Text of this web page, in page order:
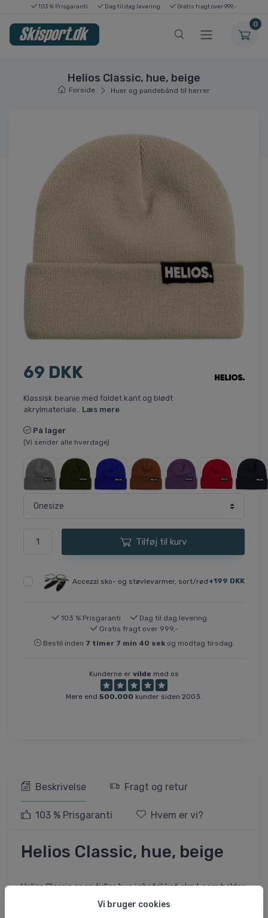
Vi bruger cookies
103 % Prisgaranti Dag til dag levering Gratis fragt over 999,-
0
Helios Classic, hue, beige
Forside Huer og pandebånd til herrer
69 DKK
Klassisk beanie med foldet kant og blødt
akrylmateriale.. Læs mere
På lager
(Vi sender alle hverdage)
Tilføj til kurv
Accezzi sko- og støvlevarmer, sort/rød +199 DKK
103 % Prisgaranti
Dag til dag levering
Gratis fragt over 999,-
Bestil inden 7 timer 7 min 39 sekog modtag tirsdag.
Kunderne er vilde med os
Mere end 500.000 kunder siden 2003.
Beskrivelse Fragt og retur
103 % Prisgaranti Hvem er vi?
Helios Classic, hue, beige
Helios Classic er en tidløs hue i ribstrikket akryl, som holder
dig varm på kolde dage. Den har et enkelt design med
foldet kant og en strækbar pasform, der sikrer komfort til